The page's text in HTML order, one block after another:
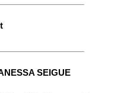
SEIGUE